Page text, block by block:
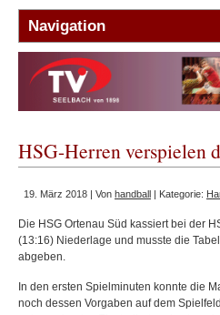
HSG-Herren verspielen
19. März 2018 | Von handball | Kategorie:
Die HSG Ortenau Süd kassiert bei der
(13:16) Niederlage und musste die
abgeben.
In den ersten Spielminuten konnte die
noch dessen Vorgaben auf dem